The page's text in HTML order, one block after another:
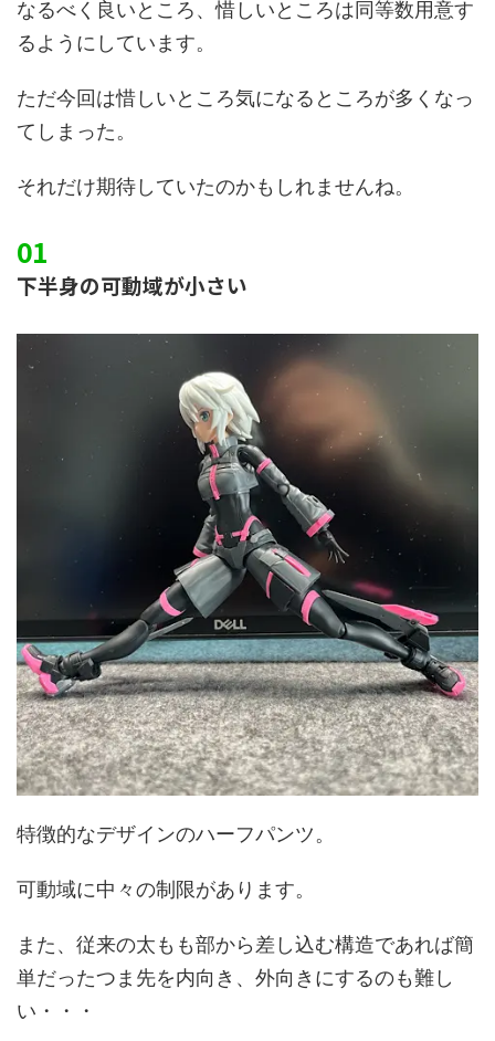
なるべく良いところ、惜しいところは同等数用意す
るようにしています。
ただ今回は惜しいところ気になるところが多くなっ
てしまった。
それだけ期待していたのかもしれませんね。
下半身の可動域が小さい
特徴的なデザインのハーフパンツ。
可動域に中々の制限があります。
また、従来の太もも部から差し込む構造であれば簡
単だったつま先を内向き、外向きにするのも難し
い・・・